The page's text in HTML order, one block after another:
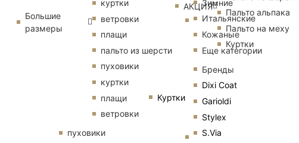
Куртки
Зимние
Итальянские
Кожаные
Еще категории
Бренды
Dixi Coat
Garioldi
Stylex
S.Via
Большие
размеры
куртки
ветровки
плащи
пальто из шерсти
пуховики
куртки
плащи
ветровки
пуховики
АКЦИЯ
Пальто альпака
Пальто на меху
Куртки